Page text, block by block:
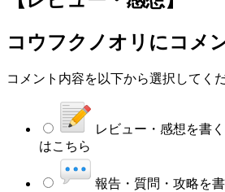
コウフクノオリ にコメ
コメント内容を以下から選択してく
レビュー・感想を書く
はこちら
報告・質問・攻略を書